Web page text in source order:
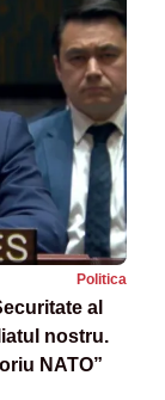
Politica
al
nostru.
NATO”